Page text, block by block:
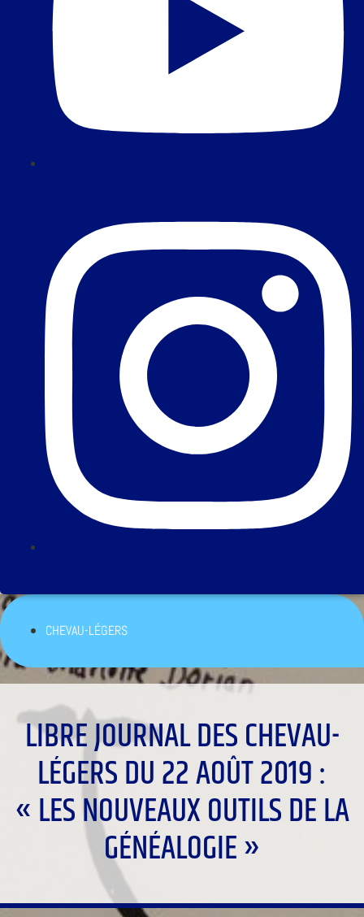
CHEVAU-LÉGERS
LIBRE JOURNAL DES CHEVAU-
LÉGERS DU 22 AOÛT 2019 :
« LES NOUVEAUX OUTILS DE LA
GÉNÉALOGIE »